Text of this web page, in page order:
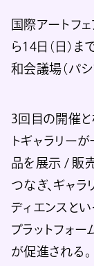
国際アートフェ
ら14日（日）
和会議場（パシ
3回目の開催と
トギャラリー
品を展示 / 販
つなぎ、ギャラ
ディエンスと
プラットフォ
が促進される。